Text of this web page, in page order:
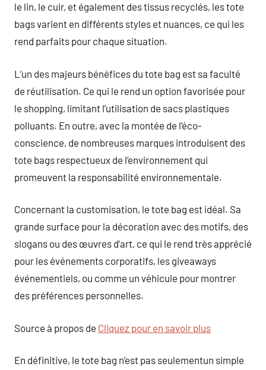
le lin, le cuir, et également des tissus recyclés, les tote
bags varient en différents styles et nuances, ce qui les
rend parfaits pour chaque situation.
L’un des majeurs bénéfices du tote bag est sa faculté
de réutilisation. Ce qui le rend un option favorisée pour
le shopping, limitant l’utilisation de sacs plastiques
polluants. En outre, avec la montée de l’éco-
conscience, de nombreuses marques introduisent des
tote bags respectueux de l’environnement qui
promeuvent la responsabilité environnementale.
Concernant la customisation, le tote bag est idéal. Sa
grande surface pour la décoration avec des motifs, des
slogans ou des œuvres d’art, ce qui le rend très apprécié
pour les événements corporatifs, les giveaways
événementiels, ou comme un véhicule pour montrer
des préférences personnelles.
Source à propos de Cliquez pour en savoir plus
En définitive, le tote bag n’est pas seulementun simple